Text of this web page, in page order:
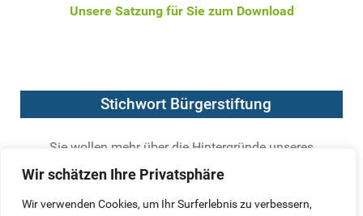
Wir schätzen Ihre Privatsphäre
Wir verwenden Cookies, um Ihr Surferlebnis zu verbessern,
Unsere Satzung für Sie zum Download
Stichwort Bürgerstiftung
Sie wollen mehr über die Hintergründe unseres
Engagements wissen? Der Bundesverband Deutscher
Stiftungen hat die wichtigsten Kriterien für seriöse
Bürgerstiftungen formuliert.